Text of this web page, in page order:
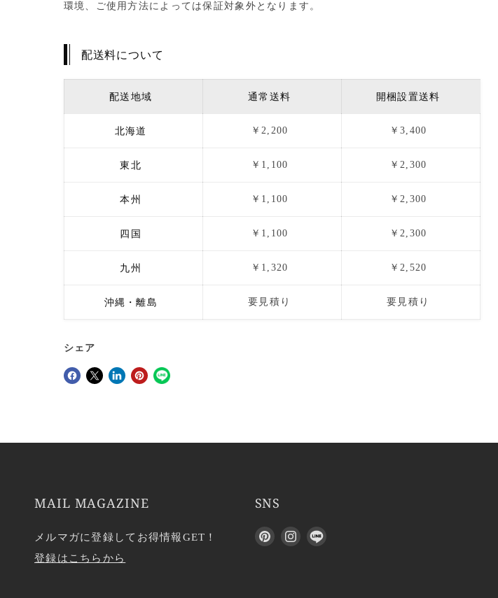
環境、ご使用方法によっては保証対象外となります。
配送料について
配送地域 通常送料 開梱設置送料
北海道 ￥2,200 ￥3,400
東北 ￥1,100 ￥2,300
本州 ￥1,100 ￥2,300
四国 ￥1,100 ￥2,300
九州 ￥1,320 ￥2,520
沖縄・離島 要見積り 要見積り
シェア
MAIL MAGAZINE
メルマガに登録してお得情報GET！
登録はこちらから
SNS
P
I
L